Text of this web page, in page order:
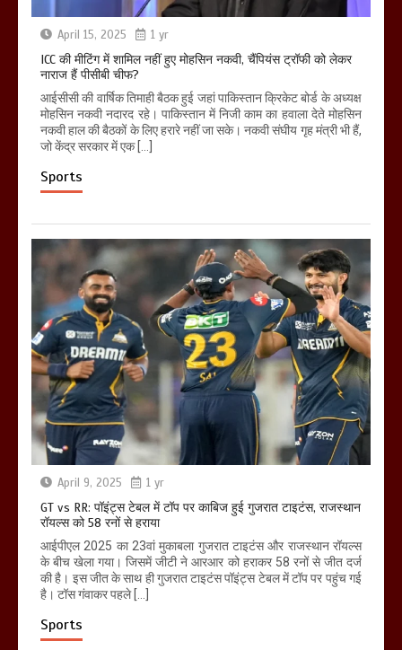
April 15, 2025 1 yr
ICC की मीटिंग में शामिल नहीं हुए मोहसिन नकवी, चैंपियंस ट्रॉफी को लेकर
नाराज हैं पीसीबी चीफ?
आईसीसी की वार्षिक तिमाही बैठक हुई जहां पाकिस्तान क्रिकेट बोर्ड के अध्यक्ष
मोहसिन नकवी नदारद रहे। पाकिस्तान में निजी काम का हवाला देते मोहसिन
नकवी हाल की बैठकों के लिए हरारे नहीं जा सके। नकवी संघीय गृह मंत्री भी हैं,
जो केंद्र सरकार में एक […]
Sports
April 9, 2025 1 yr
GT vs RR: पॉइंट्स टेबल में टॉप पर काबिज हुई गुजरात टाइटंस, राजस्थान
रॉयल्स को 58 रनों से हराया
आईपीएल 2025 का 23वां मुकाबला गुजरात टाइटंस और राजस्थान रॉयल्स
के बीच खेला गया। जिसमें जीटी ने आरआर को हराकर 58 रनों से जीत दर्ज
की है। इस जीत के साथ ही गुजरात टाइटंस पॉइंट्स टेबल में टॉप पर पहुंच गई
है। टॉस गंवाकर पहले […]
Sports